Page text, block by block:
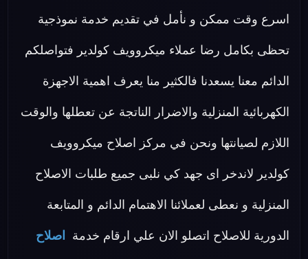
اسرع وقت ممكن و نأمل في تقديم خدمة نموذجية
تحظى بكامل رضا عملاء ميكروويف كولدير فتواصلكم
الدائم معنا يسعدنا فالكثير منا يعرف اهمية الاجهزة
الكهربائية المنزلية والاضرار الناتجة عن تعطلها والوقت
اللازم لصيانتها ونحن في مركز اصلاح ميكروويف
كولدير لاندخر اى جهد كي نلبى جميع طلبات الاصلاح
المنزلية و نعطى لعملائنا الاهتمام الدائم و المتابعة
الدورية للاصلاح اتصلو الان علي ارقام خدمة اصلاح